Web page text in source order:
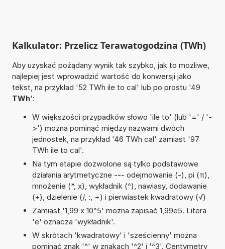
Kalkulator: Przelicz Terawatogodzina (TWh)
Aby uzyskać pożądany wynik tak szybko, jak to możliwe,
najlepiej jest wprowadzić wartość do konwersji jako
tekst, na przykład '52 TWh ile to cal' lub po prostu '49
TWh':
W większości przypadków słowo 'ile to' (lub '=' / '-
>') można pominąć między nazwami dwóch
jednostek, na przykład '46 TWh cal' zamiast '97
TWh ile to cal'.
Na tym etapie dozwolone są tylko podstawowe
działania arytmetyczne --- odejmowanie (-), pi (π),
mnożenie (*, x), wykładnik (^), nawiasy, dodawanie
(+), dzielenie (/, :, ÷) i pierwiastek kwadratowy (√)
Zamiast '1,99 x 10^5' można zapisać 1,99e5. Litera
'e' oznacza 'wykładnik'.
W skrótach 'kwadratowy' i 'sześcienny' można
pominąć znak '^' w znakach '^2' i '^3'. Centymetry